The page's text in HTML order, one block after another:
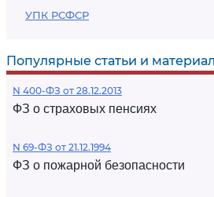
УПК РСФСР
Популярные статьи и
N 400-ФЗ от 28.12.2013
ФЗ о страховых пенсиях
N 69-ФЗ от 21.12.1994
ФЗ о пожарной безопасности